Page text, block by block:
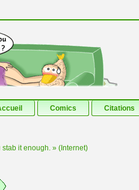
au contenu principal
au contenu secondaire
Comics Citations
it enough. » (Internet)